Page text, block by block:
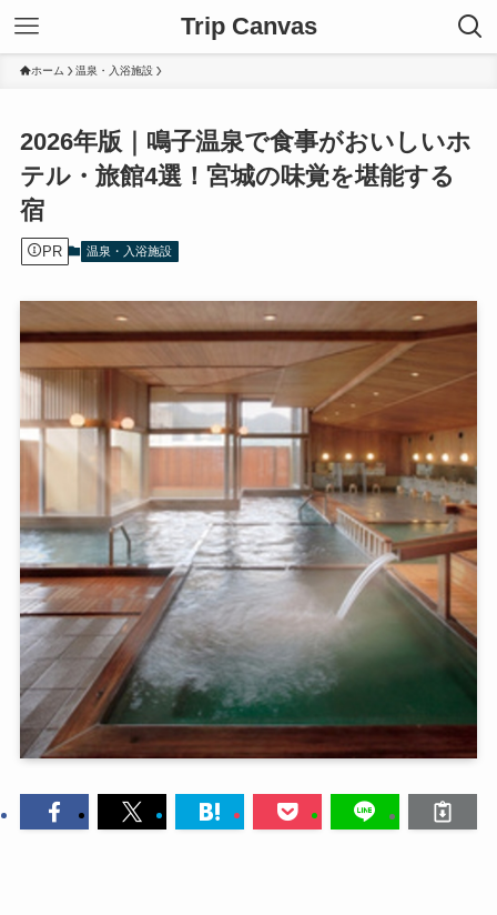
Trip Canvas
ホーム 温泉・入浴施設
2026年版｜鳴子温泉で食事がおいしいホ
テル・旅館4選！宮城の味覚を堪能する
宿
PR 温泉・入浴施設